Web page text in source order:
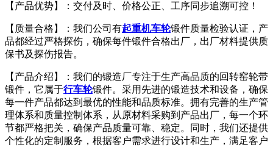
【产品优势】：交付及时、价格公正、工序同步追溯可控！
【质量合格】：我们公司有起重机车轮锻件质量检验认证，产
品都经过严格探伤，确保每件锻件合格出厂，出厂材料提供质
保书及探伤报告。
【产品介绍】：我们的锻造厂专注于生产高品质的回转窑轮带
锻件，它属于行车轮锻件。采用先进的锻造技术和设备，确保
每一件产品都达到最优的性能和品质标准。拥有完善的生产管
理体系和质量控制体系，从原材料采购到产品出厂，每一个环
节都严格把关，确保产品质量可靠、稳定。同时，我们还提供
个性化的定制服务，根据客户需求进行设计和生产，满足客户